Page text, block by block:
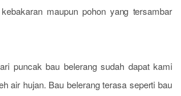
maupun pohon yang tersambar
puncak bau belerang sudah dapat kami
air hujan. Bau belerang terasa seperti bau